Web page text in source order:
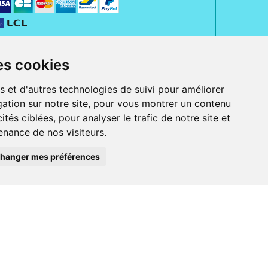
cookies
et d'autres technologies de suivi pour améliorer
sur notre site, pour vous montrer un contenu
ciblées, pour analyser le trafic de notre site et
de nos visiteurs.
mes préférences
Jeanne d' Harcourt, 80300 Albert.
ordonnance.
et iPod touch), ou sur Google Play (pour Androïd 5.0 ou version
Bancontact, PayPal.